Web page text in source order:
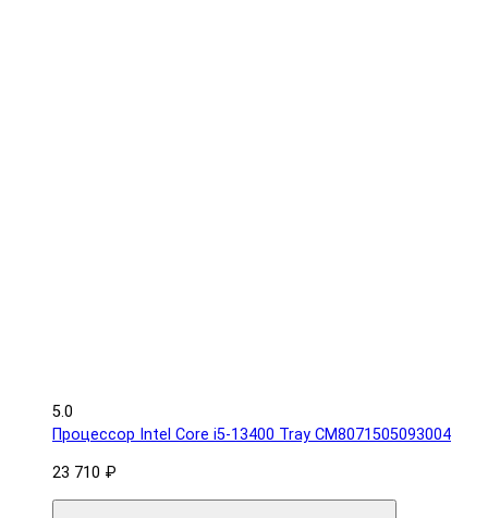
5.0
Процессор Intel Core i5-13400 Tray CM8071505093004
23 710 ₽